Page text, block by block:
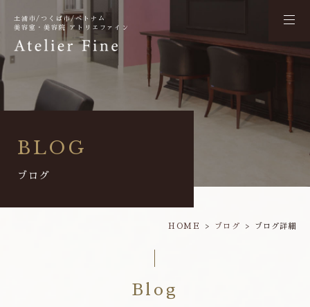
土浦市/つくば市/ベトナム
美容室・美容院 アトリエファイン
BLOG
ブログ
HOME ブログ ブログ詳細
Blog